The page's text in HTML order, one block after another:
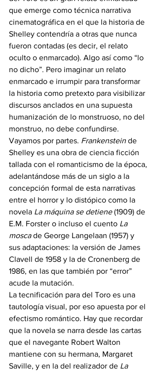
que emerge como técnica narrativa
cinematográfica en el que la historia de
Shelley contendría a otras que nunca
fueron contadas (es decir, el relato
oculto o enmarcado). Algo así como “lo
no dicho”. Pero imaginar un relato
enmarcado e irrumpir para transformar
la historia como pretexto para visibilizar
discursos anclados en una supuesta
humanización de lo monstruoso, no del
monstruo, no debe confundirse.
Vayamos por partes. Frankenstein de
Shelley es una obra de ciencia ficción
tallada con el romanticismo de la época,
adelantándose más de un siglo a la
concepción formal de esta narrativas
entre el horror y lo distópico como la
novela La máquina se detiene (1909) de
E.M. Forster o incluso el cuento La
mosca de George Langelaan (1957) y
sus adaptaciones: la versión de James
Clavell de 1958 y la de Cronenberg de
1986, en las que también por “error”
acude la mutación.
La tecnificación para del Toro es una
tautología visual, por eso apuesta por el
efectismo romántico. Hay que recordar
que la novela se narra desde las cartas
que el navegante Robert Walton
mantiene con su hermana, Margaret
Saville, y en la del realizador de La